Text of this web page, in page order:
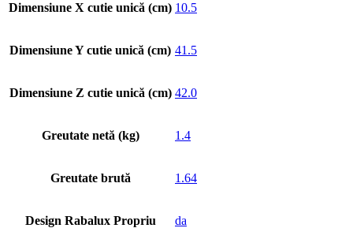
Dimensiune X cutie unică (cm) 10.5
Dimensiune Y cutie unică (cm) 41.5
Dimensiune Z cutie unică (cm) 42.0
Greutate netă (kg) 1.4
Greutate brută 1.64
Design Rabalux Propriu da